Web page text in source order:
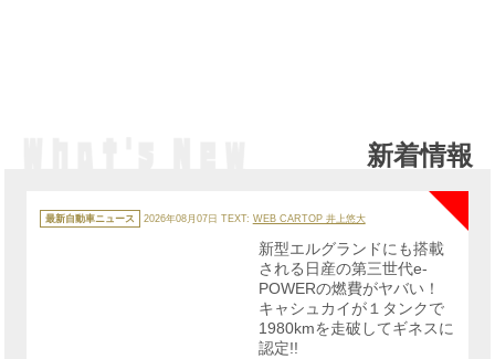
新着情報
カ
テ
ゴ
最新自動車ニュース 2026年08月07日 TEXT: WEB CARTOP 井上悠大
NEW
新型エルグランドにも搭載
される日産の第三世代e-
POWERの燃費がヤバい！
キャシュカイが１タンクで
1980kmを走破してギネスに
認定!!